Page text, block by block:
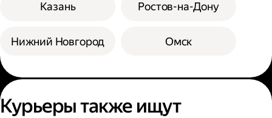
Казань
Нижний Новгород
Ростов-на-Дону
Омск
Курьеры также ищут